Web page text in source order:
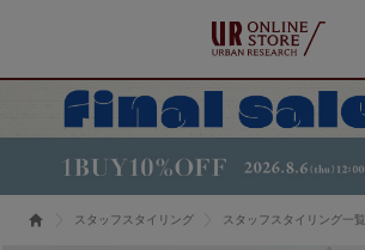
スタッフスタイリング スタッフスタイリング一覧